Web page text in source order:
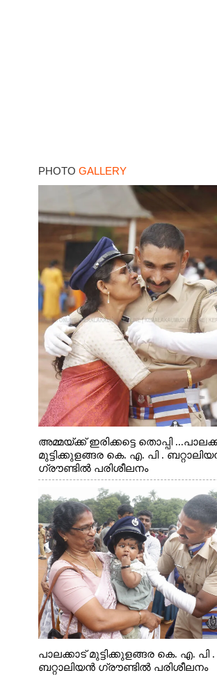
PHOTO GALLERY
അമ്മയ്ക്ക് ഇരിക്കട്ടെ തൊപ്പി
മുട്ടിക്കുളങ്ങര കെ. എ. പി .
ഗ്രൗണ്ടിൽ പരിശീലനം
പാലക്കാട് മുട്ടിക്കുളങ്ങര കെ. എ. പി .
ബറ്റാലിയൻ ഗ്രൗണ്ടിൽ പരിശീലനം